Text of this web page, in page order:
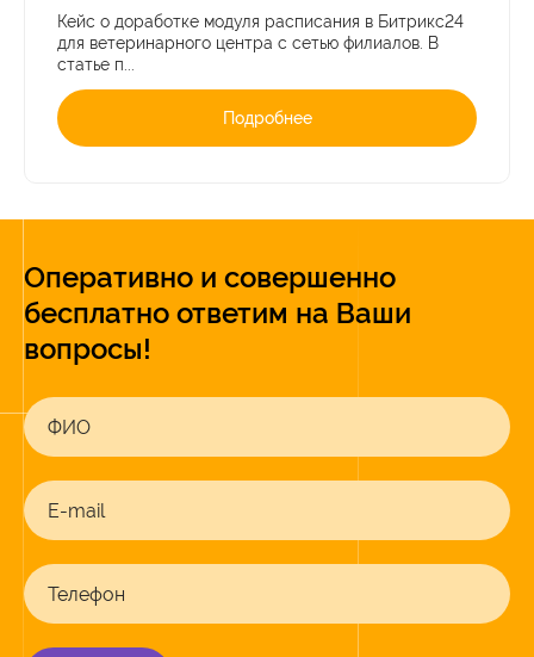
Кейс о доработке модуля расписания в Битрикс24
для ветеринарного центра с сетью филиалов. В
статье п...
Подробнее
Оперативно и совершенно
бесплатно ответим на Ваши
вопросы!
ФИО
E-mail
Телефон